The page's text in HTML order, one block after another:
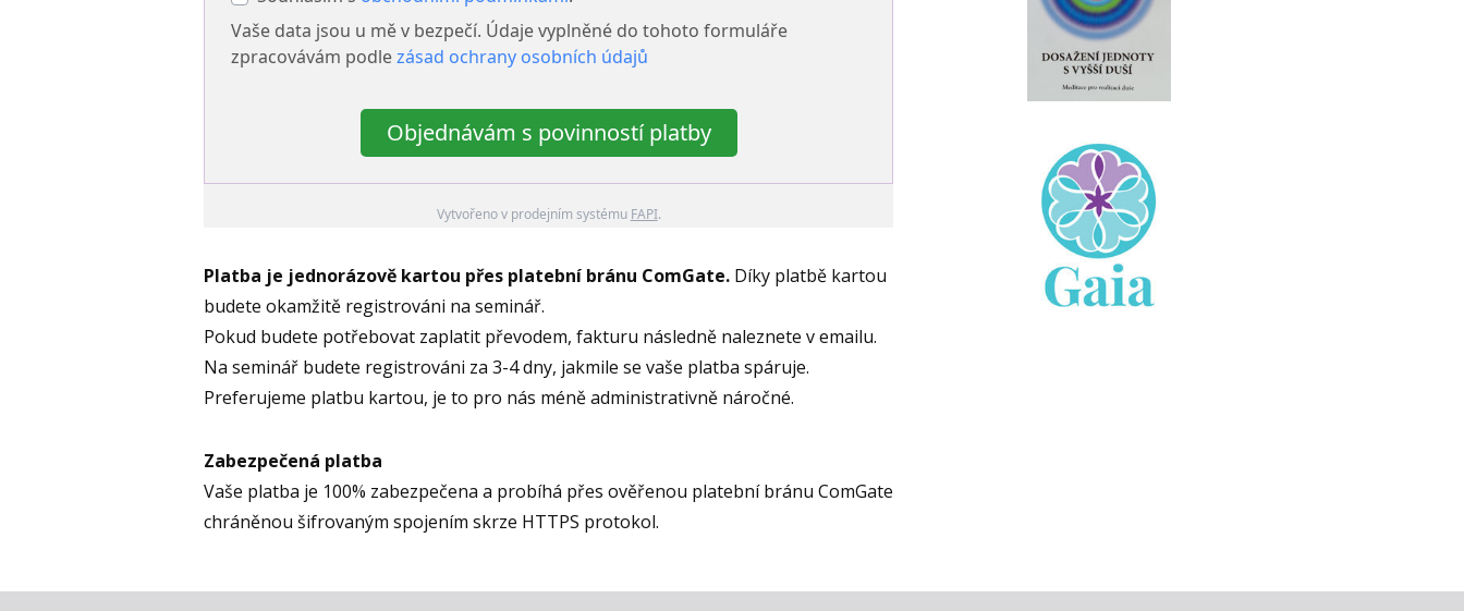
Vaše data jsou u mě v bezpečí. Údaje vyplněné do tohoto formuláře
zpracovávám podlezásad ochrany osobních údajů
Objednávám s povinností platby
Vytvořeno v prodejním systému FAPI.
Platba je jednorázově kartou přes platební bránu ComGate. Díky platbě kartou
budete okamžitě registrováni na seminář.
Pokud budete potřebovat zaplatit převodem, fakturu následně naleznete v emailu.
Na seminář budete registrováni za 3-4 dny, jakmile se vaše platba spáruje.
Preferujeme platbu kartou, je to pro nás méně administrativně náročné.
Zabezpečená platba
Vaše platba je 100% zabezpečena a probíhá přes ověřenou platební bránu ComGate
chráněnou šifrovaným spojením skrze HTTPS protokol.